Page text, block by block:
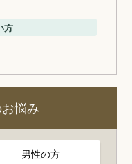
方
悩み
男性の方